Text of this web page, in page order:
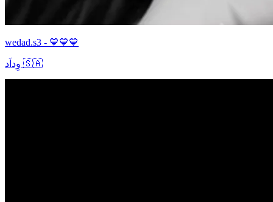
wedad.s3 - 💙💙💙
وِداَد 🇸🇦